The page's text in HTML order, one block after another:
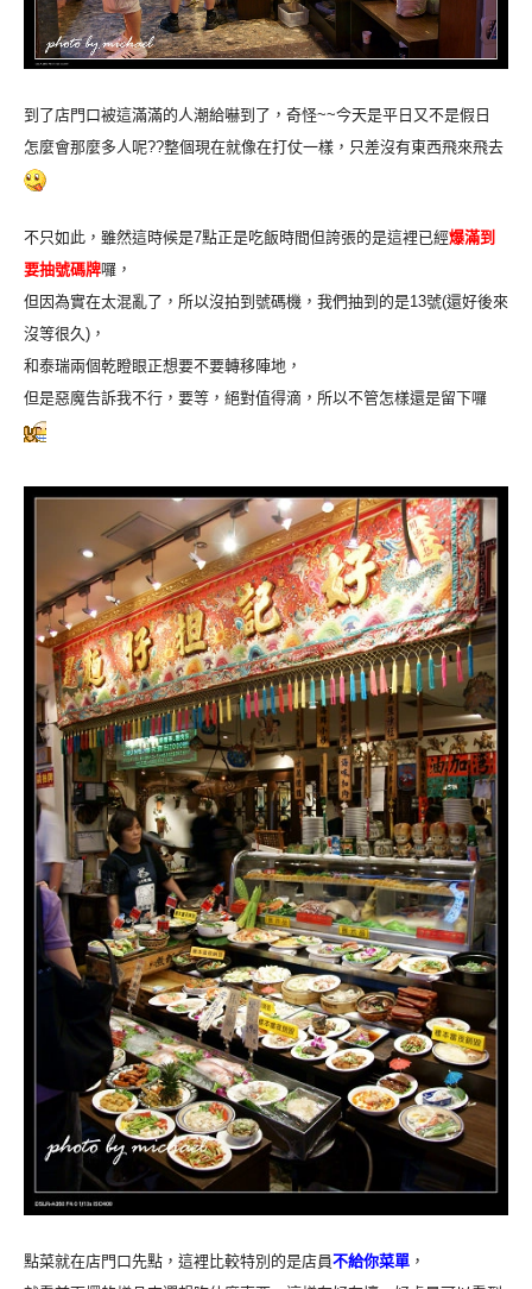
到了店門口被這滿滿的人潮給嚇到了，奇怪~~今天是平日又不是假日
怎麼會那麼多人呢??整個現在就像在打仗一樣，只差沒有東西飛來飛去
不只如此，雖然這時候是7點正是吃飯時間但誇張的是這裡已經爆滿到
要抽號碼牌囉，
但因為實在太混亂了，所以沒拍到號碼機，我們抽到的是13號(還好後來
沒等很久)，
和泰瑞兩個乾瞪眼正想要不要轉移陣地，
但是惡魔告訴我不行，要等，絕對值得滴，所以不管怎樣還是留下囉
點菜就在店門口先點，這裡比較特別的是店員不給你菜單 ，